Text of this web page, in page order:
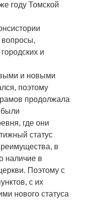
году Томской
вопросы,
и
и новыми
поэтому
продолжала
были
где они
статус
в
наличие в
Поэтому с
с их
нового статуса